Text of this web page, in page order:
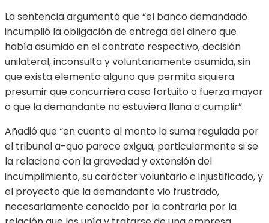
La sentencia argumentó que “el banco demandado
incumplió la obligación de entrega del dinero que
había asumido en el contrato respectivo, decisión
unilateral, inconsulta y voluntariamente asumida, sin
que exista elemento alguno que permita siquiera
presumir que concurriera caso fortuito o fuerza mayor
o que la demandante no estuviera llana a cumplir”.
Añadió que “en cuanto al monto la suma regulada por
el tribunal a-quo parece exigua, particularmente si se
la relaciona con la gravedad y extensión del
incumplimiento, su carácter voluntario e injustificado, y
el proyecto que la demandante vio frustrado,
necesariamente conocido por la contraria por la